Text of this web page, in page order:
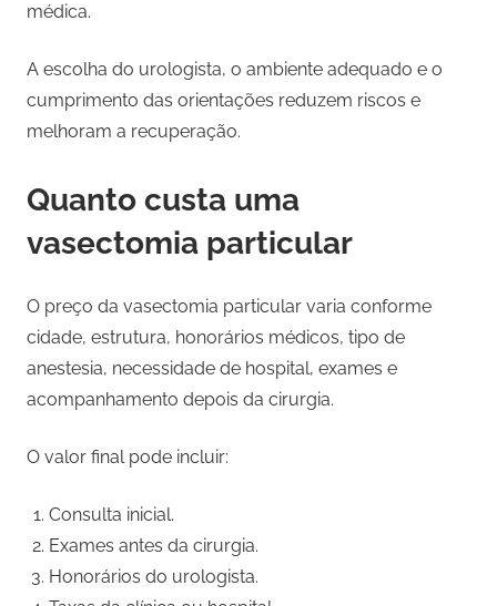
médica.
A escolha do urologista, o ambiente adequado e o
cumprimento das orientações reduzem riscos e
melhoram a recuperação.
Quanto custa uma
vasectomia particular
O preço da vasectomia particular varia conforme
cidade, estrutura, honorários médicos, tipo de
anestesia, necessidade de hospital, exames e
acompanhamento depois da cirurgia.
O valor final pode incluir:
Consulta inicial.
Exames antes da cirurgia.
Honorários do urologista.